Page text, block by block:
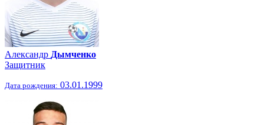
Александр Дымченко
Защитник
Дата рождения: 03.01.1999